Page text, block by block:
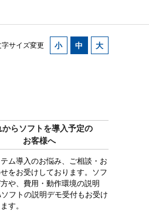
字サイズ変更
からソフトを導入予定の
お客様へ
ム導入のお悩み、ご相談・お
をお受けしております。ソフ
方や、費用・動作環境の説明
フトの説明デモ受付もお受け
す。